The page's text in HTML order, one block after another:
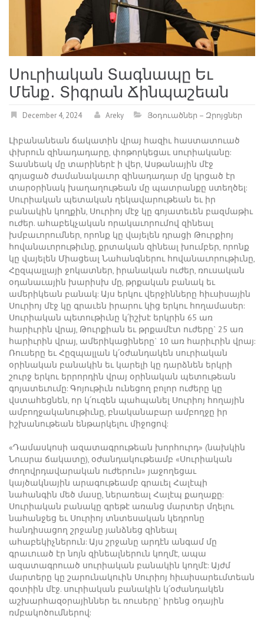
Սուրիական Տագնապը Եւ
Մենք․ Տիգրան Ճինպաշեան
December 4, 2024 Areky Յօդուածներ – Զրոյցներ
Լիբանանեան ճակատին վրայ հազիւ հաստատուած
փխրուն զինադադարը, փոթորկեցաւ սուրիականը:
Տասնեակ մը տարիներէ ի վեր, Ասթանային մէջ
գոյացած ժամանակաւոր զինադադար մը կրցած էր
տարօրինակ խաղաղութեան մը պատրանքը ստեղծել:
Սուրիական պետական ղեկավարութեան եւ իր
բանակին կողքին, Սուրիոյ մէջ կը գոյատեւեն բազմաթիւ
ուժեր. ահաբեկչական որակաւորումով զինեալ
խմբաւորումներ, որոնք կը վայելեն դրացի Թուրքիոյ
հովանաւորութիւնը, քրտական զինեալ խումբեր, որոնք
կը վայելեն Միացեալ Նահանգներու հովանաւորութիւնը,
Հըզպալլայի ջոկատներ, իրանական ուժեր, ռուսական
օդանաւային խարիսխ մը, թրքական բանակ եւ
ամերիկեան բանակ: Այս երկու վերջինները հիւսիսային
Սուրիոյ մէջ կը գրաւեն իրարու կից երկու հողամասեր:
Սուրիական պետութիւնը կ՛իշխէ երկրին 65 առ
հարիւրին վրայ, Թուրքիան եւ թրքամէտ ուժերը` 25 առ
հարիւրին վրայ, ամերիկացիները` 10 առ հարիւրին վրայ:
Ռուսերը եւ Հըզպալլան կ՛օժանդակեն սուրիական
օրինական բանակին եւ կարելի կը դարձնեն երկրի
շուրջ երկու երրորդին վրայ օրինական պետութեան
գոյատեւումը: Գոյութիւն ունեցող բոլոր ուժերը կը
վստահեցնեն, որ կ՛ուզեն պահպանել Սուրիոյ հողային
ամբողջականութիւնը, բնականաբար ամբողջը իր
իշխանութեան ենթարկելու միջոցով:
«Դամասկոսի ազատագրութեան խորհուրդ» (նախկին
Նուսրա ճակատը), օժանդակութեամբ «Սուրիական
ժողովրդավարական ուժերուն» յաջողեցաւ
կայծակնային արագութեամբ գրաւել Հալէպի
նահանգին մեծ մասը, ներառեալ Հալէպ քաղաքը:
Սուրիական բանակը գրեթէ առանց մարտեր մղելու
նահանջեց եւ Սուրիոյ տնտեսական կեդրոնը
հանդիսացող շրջանը յանձնեց զինեալ
ահաբեկիչներուն: Այս շրջանը արդէն անգամ մը
գրաւուած էր նոյն զինեալներուն կողմէ, ապա
ազատագրուած սուրիական բանակին կողմէ: Այժմ
մարտերը կը շարունակուին Սուրիոյ հիւսիսարեւմտեան
գօտիին մէջ. սուրիական բանակին կ՛օժանդակեն
աշխարհազօրայիններ եւ ռուսերը` իրենց օդային
ռմբակոծումներով: